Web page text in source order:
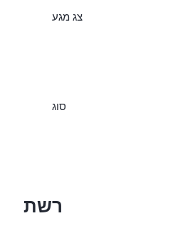
צג מגע
סוג
רשת